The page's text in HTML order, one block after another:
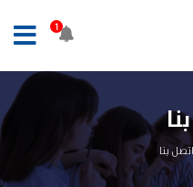
1
اتصل بنا